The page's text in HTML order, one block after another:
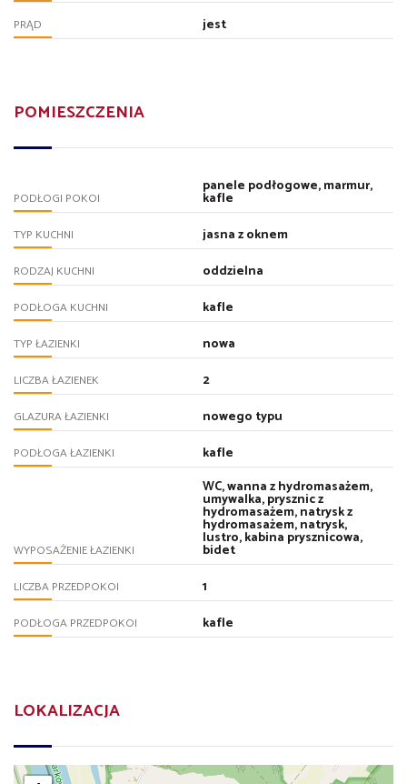
PRĄD jest
POMIESZCZENIA
PODŁOGI POKOI
panele podłogowe, marmur,
kafle
TYP KUCHNI jasna z oknem
RODZAJ KUCHNI oddzielna
PODŁOGA KUCHNI kafle
TYP ŁAZIENKI nowa
LICZBA ŁAZIENEK 2
GLAZURA ŁAZIENKI nowego typu
PODŁOGA ŁAZIENKI kafle
WYPOSAŻENIE ŁAZIENKI
WC, wanna z hydromasażem,
umywalka, prysznic z
hydromasażem, natrysk z
hydromasażem, natrysk,
lustro, kabina prysznicowa,
bidet
LICZBA PRZEDPOKOI 1
PODŁOGA PRZEDPOKOI kafle
LOKALIZACJA